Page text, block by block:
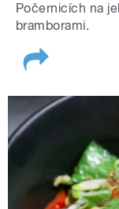
Počernicích na
bramborami.